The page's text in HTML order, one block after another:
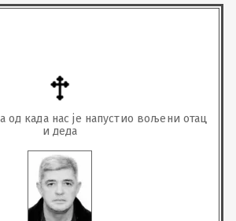
од када нас је напустио вољени отац
и деда